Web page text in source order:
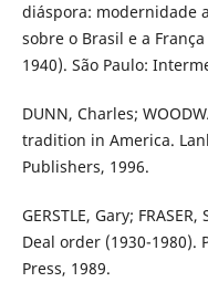
diáspora: modernidade
sobre o Brasil e a
1940). São Paulo:
DUNN, Charles;
tradition in America.
Publishers, 1996.
GERSTLE, Gary;
Deal order (1930-1980).
Press, 1989.